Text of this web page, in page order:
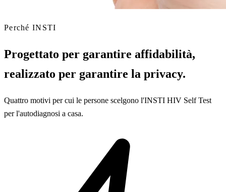
Perché INSTI
Progettato per garantire affidabilità,
realizzato per garantire la privacy.
Quattro motivi per cui le persone scelgono l'INSTI HIV Self Test
per l'autodiagnosi a casa.